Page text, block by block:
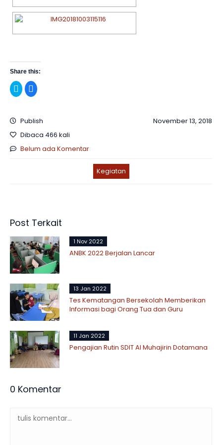
Share this:
Klik
untuk
berbagi
di
jendela
baru)
Klik
untuk
di
jendela
baru)
Publish
November 13, 2018
Dibaca 466 kali
Belum ada Komentar
Kegiatan
Post Terkait
1 Nov 2022
ANBK 2022 Berjalan Lancar
13 Jan 2022
Tes Kematangan Bersekolah Memberikan
Informasi bagi Orang Tua dan Guru
11 Jan 2022
Pengajian Rutin SDIT Al Muhajirin Dotamana
0 Komentar